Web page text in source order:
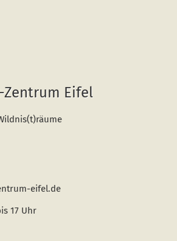
Eifel
eifel.de
17 Uhr